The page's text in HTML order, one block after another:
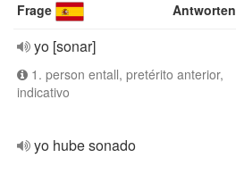
Frage Antworten
yo [sonar]
1. person entall, pretérito anterior,
indicativo
yo hube sonado